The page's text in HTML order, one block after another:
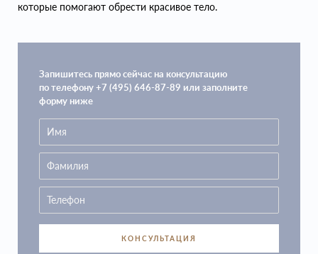
которые помогают обрести красивое тело.
Запишитесь прямо сейчас на консультацию
по телефону +7 (495) 646-87-89 или заполните
форму ниже
КОНСУЛЬТАЦИЯ